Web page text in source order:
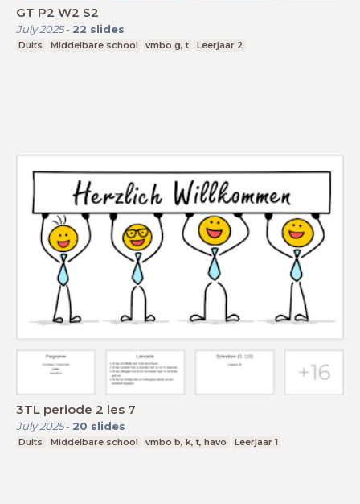
GT P2 W2 S2
July 2025- 22 slides
Duits Middelbare school vmbo g, t Leerjaar 2
3TL periode 2 les 7
July 2025- 20 slides
Duits Middelbare school vmbo b, k, t, havo Leerjaar 1